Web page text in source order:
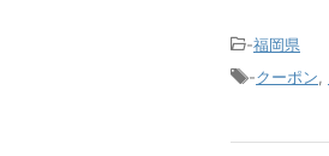
-福岡県
-クーポン